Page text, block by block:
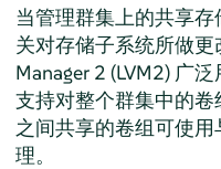
当管理群集上的共享
关对存储子系统所做
Manager 2 (LVM2) 广
支持对整个群集中的
之间共享的卷组可使
理。